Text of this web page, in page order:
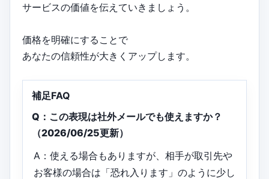
サービスの価値を伝えていきましょう。
価格を明確にすることで
あなたの信頼性が大きくアップします。
補足FAQ
Q：この表現は社外メールでも使えますか？
（2026/06/25更新）
A：使える場合もありますが、相手が取引先や
お客様の場合は「恐れ入ります」のように少し